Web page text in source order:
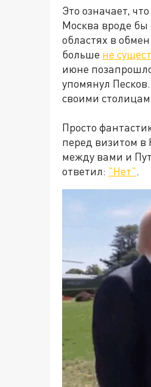
Это означает,
Москва вроде бы
областях в
больше не
июне
упомянул
своими
Просто
перед визитом в
между вами и
ответил: "Нет".